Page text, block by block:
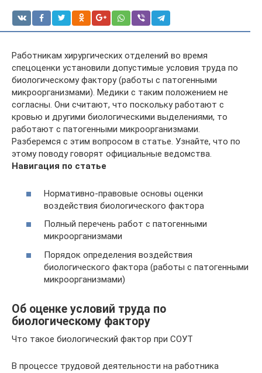
Работникам хирургических отделений во время
спецоценки установили допустимые условия труда по
биологическому фактору (работы с патогенными
микроорганизмами). Медики с таким положением не
согласны. Они считают, что поскольку работают с
кровью и другими биологическими выделениями, то
работают с патогенными микроорганизмами.
Разберемся с этим вопросом в статье. Узнайте, что по
этому поводу говорят официальные ведомства.
Навигация по статье
Нормативно-правовые основы оценки
воздействия биологического фактора
Полный перечень работ с патогенными
микроорганизмами
Порядок определения воздействия
биологического фактора (работы с патогенными
микроорганизмами)
Об оценке условий труда по
биологическому фактору
Что такое биологический фактор при СОУТ
В процессе трудовой деятельности на работника